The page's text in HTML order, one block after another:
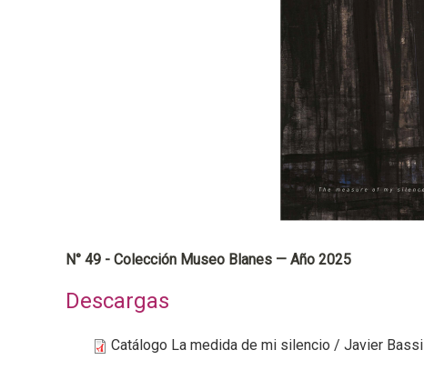
N° 49 - Colección Museo Blanes — Año 2025
Descargas
Catálogo La medida de mi silencio / Javier Bassi